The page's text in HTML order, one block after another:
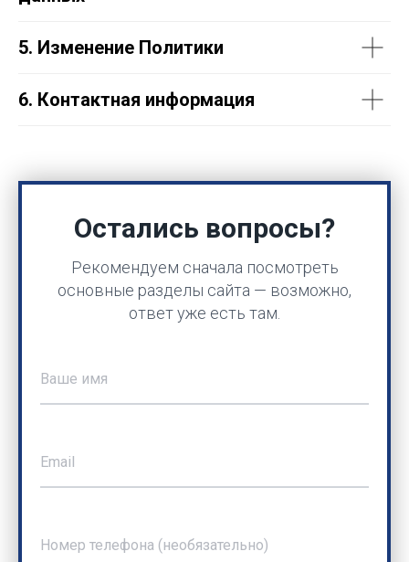
5. Изменение Политики
6. Контактная информация
Остались вопросы?
Рекомендуем сначала посмотреть
основные разделы сайта — возможно,
ответ уже есть там.